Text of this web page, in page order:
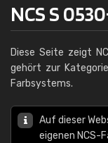
NCS S
Diese Seite zeigt
gehört zur
Farbsystems.
Auf dieser
eigenen NCS-